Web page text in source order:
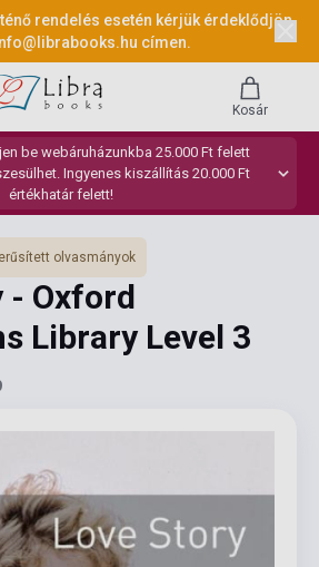
rendelés esetén kérjük érdeklődjön
címen.
be webáruházunkba 25.000 Ft felett
Ingyenes kiszállítás 20.000 Ft
értékhatár felett!
Kosár
olvasmányok
- Oxford
Library Level 3